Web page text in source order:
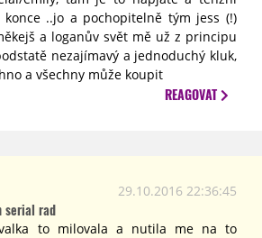
..jo a pochopitelně tým jess (!)
a loganův svět mě už z principu
nezajímavý a jednoduchý kluk,
a všechny může koupit
REAGOVAT
29.10.2016 22:36:45
serial rad
to milovala a nutila me na to